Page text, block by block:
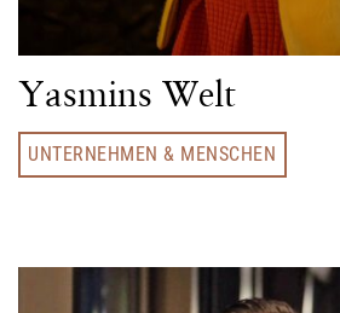
Yasmins Welt
UNTERNEHMEN & MENSCHEN